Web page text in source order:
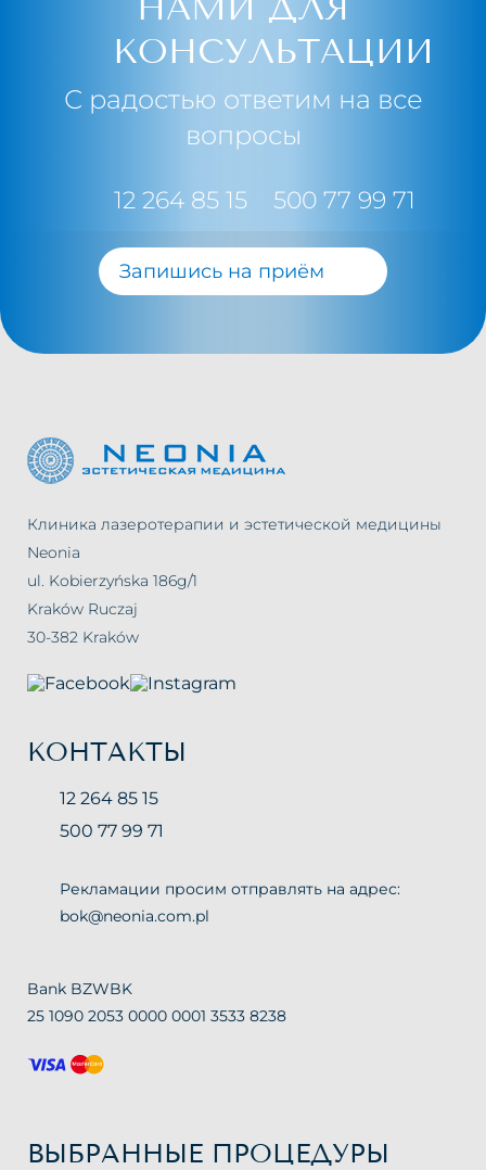
КОНСУЛЬТАЦИИ
С радостью ответим на все
вопросы
12 264 85 15 500 77 99 71
Запишись на приём
Клиника лазеротерапии и эстетической медицины
Neonia
ul. Kobierzyńska 186g/1
Kraków Ruczaj
30-382 Kraków
КОНТАКТЫ
12 264 85 15
500 77 99 71
Рекламации просим отправлять на адрес:
bok@neonia.com.pl
Bank BZWBK
25 1090 2053 0000 0001 3533 8238
ВЫБРАННЫЕ ПРОЦЕДУРЫ